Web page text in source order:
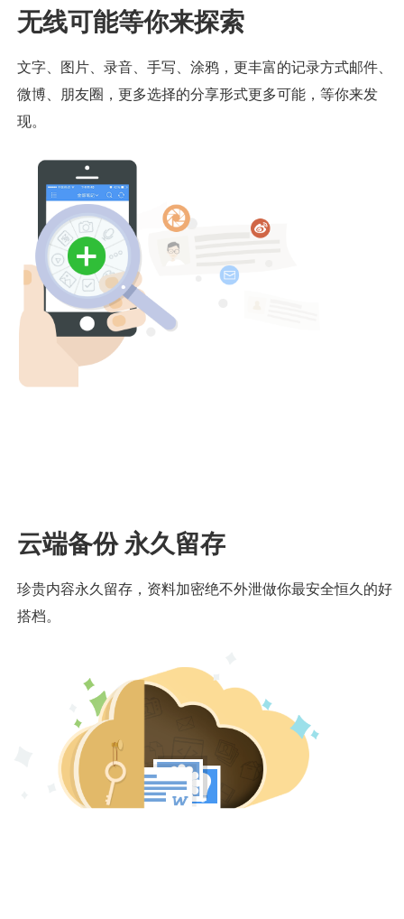
无线可能等你来探索
文字、图片、录音、手写、涂鸦，更丰富的记录方式邮件、
微博、朋友圈，更多选择的分享形式更多可能，等你来发
现。
云端备份 永久留存
珍贵内容永久留存，资料加密绝不外泄做你最安全恒久的好
搭档。